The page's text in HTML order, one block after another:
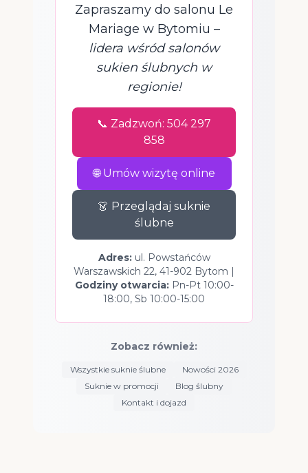
Zapraszamy do salonu Le
Mariage w Bytomiu –
lidera wśród salonów
sukien ślubnych w
regionie!
📞 Zadzwoń: 504 297
858
🌐 Umów wizytę online
👗 Przeglądaj suknie
ślubne
Adres:ul. Powstańców
Warszawskich 22, 41-902 Bytom |
Godziny otwarcia:Pn-Pt 10:00-
18:00, Sb 10:00-15:00
Zobacz również:
Wszystkie suknie ślubne
Nowości 2026
Suknie w promocji
Blog ślubny
Kontakt i dojazd